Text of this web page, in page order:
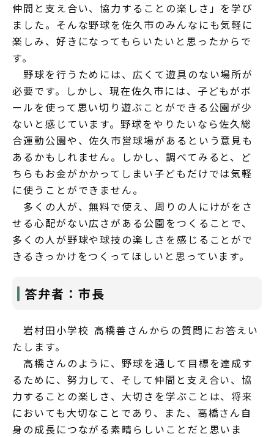
仲間と支え合い、協力することの楽しさ」を学び
ました。そんな野球を佐久市のみんなにも気軽に
楽しみ、好きになってもらいたいと思ったからで
す。
野球を行うためには、広くて遊具のない場所が
必要です。しかし、現在佐久市には、子どもがボ
ールを使って思い切り遊ぶことができる公園が少
ないと感じています。野球をやりたいなら佐久総
合運動公園や、佐久市営球場があるという意見も
あるかもしれません。しかし、調べてみると、ど
ちらもお金がかかってしまい子どもだけでは気軽
に使うことができません。
多くの人が、無料で使え、周りの人にけがをさ
せる心配がない広さがある公園をつくることで、
多くの人が野球や球技の楽しさを感じることがで
きるきっかけをつくってほしいと思っています。
答弁者：市長
岩村田小学校 高橋善さんからの質問にお答えい
たします。
高橋さんのように、野球を通して目標を達成す
るために、努力して、そして仲間と支え合い、協
力することの楽しさ、大切さを学ぶことは、将来
においても大切なことであり、また、高橋さん自
身の成長につながる素晴らしいことだと思いま